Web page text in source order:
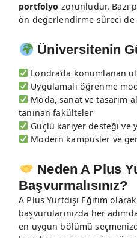
portfolyo zorunludur. Bazı
ön değerlendirme süreci
Üniversitenin
Londra’da konumlanan
Uygulamalı öğrenme
Moda, sanat ve tasarım
tanınan fakülteler
Güçlü kariyer desteği ve
Modern kampüsler ve
Neden A Plus
Başvurmalısınız?
A Plus Yurtdışı Eğitim
başvurularınızda her
en uygun bölümü